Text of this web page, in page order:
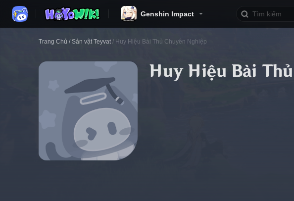
Genshin Impact
Trang Chủ / Sản vật Teyvat / Huy Hiệu Bài Thủ Chuyên Nghiệp
Huy Hiệu Bài